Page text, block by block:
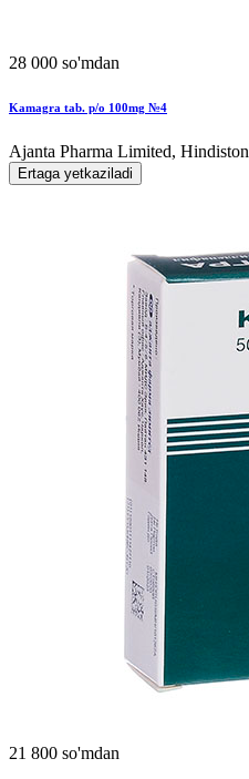
28 000 so'mdan
Kamagra tab. p/o 100mg №4
Ajanta Pharma Limited, Hindiston
Ertaga yetkaziladi
21 800 so'mdan